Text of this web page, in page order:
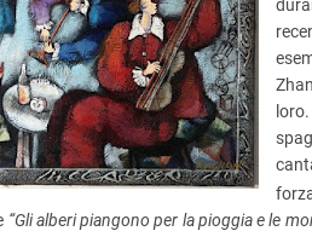
“Gli alberi piangono per la pioggia e le